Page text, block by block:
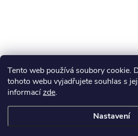
Tento web používá soubory cookie.
tohoto webu vyjadřujete souhlas s
informacízde.
Nastavení